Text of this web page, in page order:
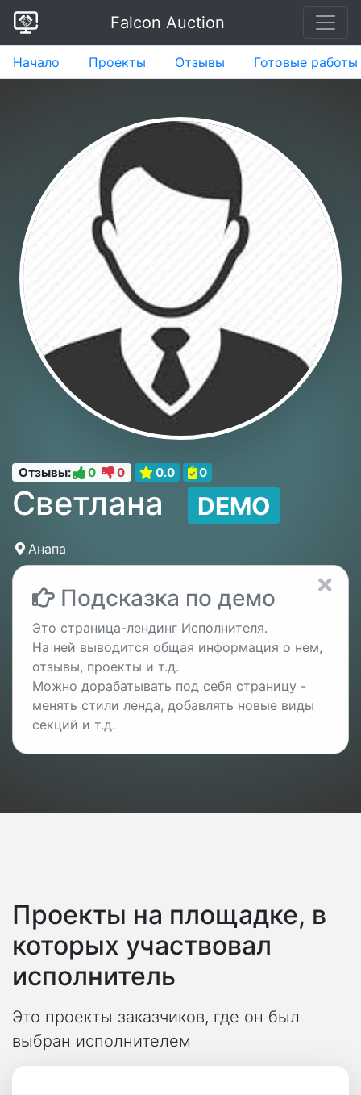
Falcon Auction
Начало Проекты Отзывы Готовые работы
Отзывы: 0 0 0.0 0
Светлана DEMO
Анапа
Подсказка по демо
Это страница-лендинг Исполнителя.
На ней выводится общая информация о нем,
отзывы, проекты и т.д.
Можно дорабатывать под себя страницу -
менять стили ленда, добавлять новые виды
секций и т.д.
Проекты на площадке, в
которых участвовал
исполнитель
Это проекты заказчиков, где он был
выбран исполнителем